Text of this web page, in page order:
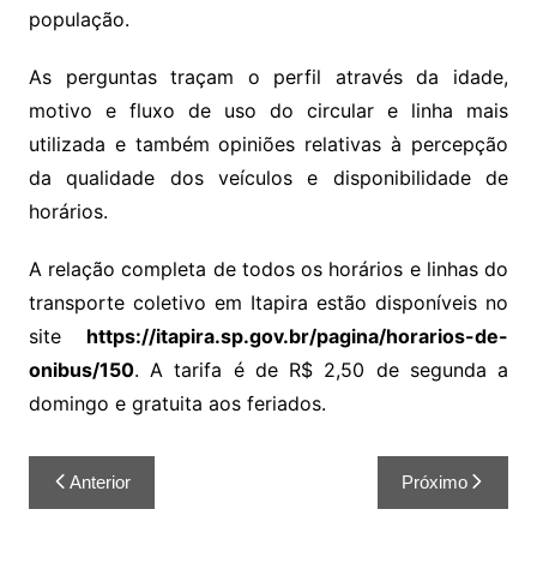
população.
As perguntas traçam o perfil através da idade,
motivo e fluxo de uso do circular e linha mais
utilizada e também opiniões relativas à percepção
da qualidade dos veículos e disponibilidade de
horários.
A relação completa de todos os horários e linhas do
transporte coletivo em Itapira estão disponíveis no
site https://itapira.sp.gov.br/pagina/horarios-de-
onibus/150. A tarifa é de R$ 2,50 de segunda a
domingo e gratuita aos feriados.
Anterior Próximo